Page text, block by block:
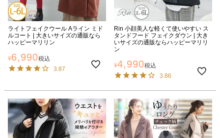
ライトフェイクウール Aライン ミド
ルコート | 大きいサイズの通販なら
ハッピーマリリン
¥6,990税込
3.87
Rin 小顔美人な軽くて使いやすい ス
タンドフード フェイクダウン | 大き
いサイズの通販ならハッピーマリリ
ン
¥4,990税込
3.86